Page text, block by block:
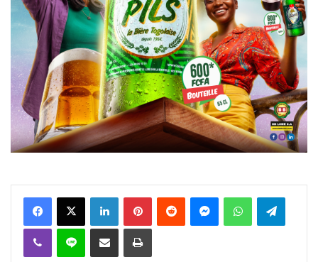
FacebookX Linkedin PinterestReddit MessengerWhatsAppTelegram
Viber Ligne Partager par email Imprimer